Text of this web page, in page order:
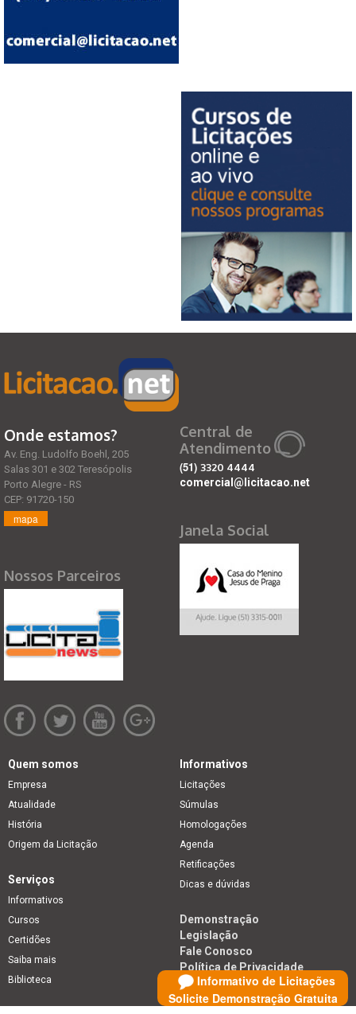
Informativo de Licitações
Solicite Demonstração Gratuita
Onde estamos?
Av. Eng. Ludolfo Boehl, 205
Salas 301 e 302 Teresópolis
Porto Alegre - RS
CEP: 91720-150
mapa
Nossos Parceiros
Central de
Atendimento
(51) 3320 4444
comercial@licitacao.net
Janela Social
Quem somos
Empresa
Atualidade
História
Origem da Licitação
Informativos
Licitações
Súmulas
Homologações
Agenda
Retificações
Dicas e dúvidas
Serviços
Informativos
Cursos
Certidões
Saiba mais
Biblioteca
Demonstração
Legislação
Fale Conosco
Política de Privacidade